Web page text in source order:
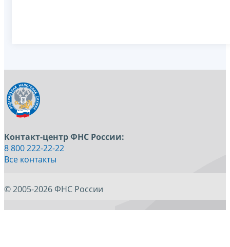
Контакт-центр ФНС России:
8 800 222-22-22
Все контакты
© 2005-2026 ФНС России